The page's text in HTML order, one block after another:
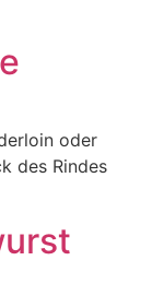
oder
des Rindes